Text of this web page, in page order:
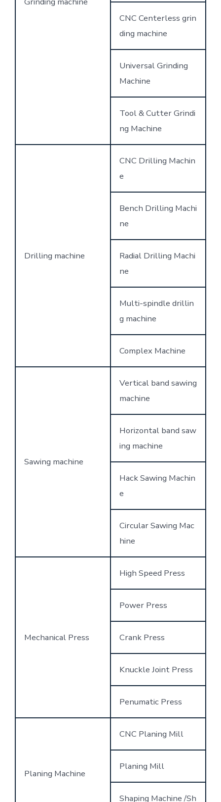
CNC Centerless grin
ding machine
Universal Grinding
Machine
Tool & Cutter Grindi
ng Machine
Drilling machine
CNC Drilling Machin
e
Bench Drilling Machi
ne
Radial Drilling Machi
ne
Multi-spindle drillin
g machine
Complex Machine
Sawing machine
Vertical band sawing
machine
Horizontal band saw
ing machine
Hack Sawing Machin
e
Circular Sawing Mac
hine
Mechanical Press
High Speed Press
Power Press
Crank Press
Knuckle Joint Press
Penumatic Press
Planing Machine
CNC Planing Mill
Planing Mill
Shaping Machine /Sh